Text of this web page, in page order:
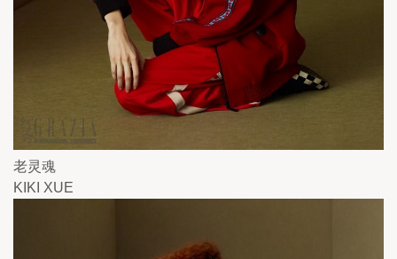
老灵魂
KIKI XUE